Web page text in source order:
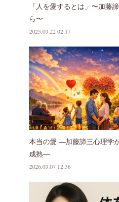
「人を愛するとは」〜加藤
ら〜
2025.03.22 02:17
本当の愛 ―加藤諦三心理学
成熟―
2026.03.07 12:36